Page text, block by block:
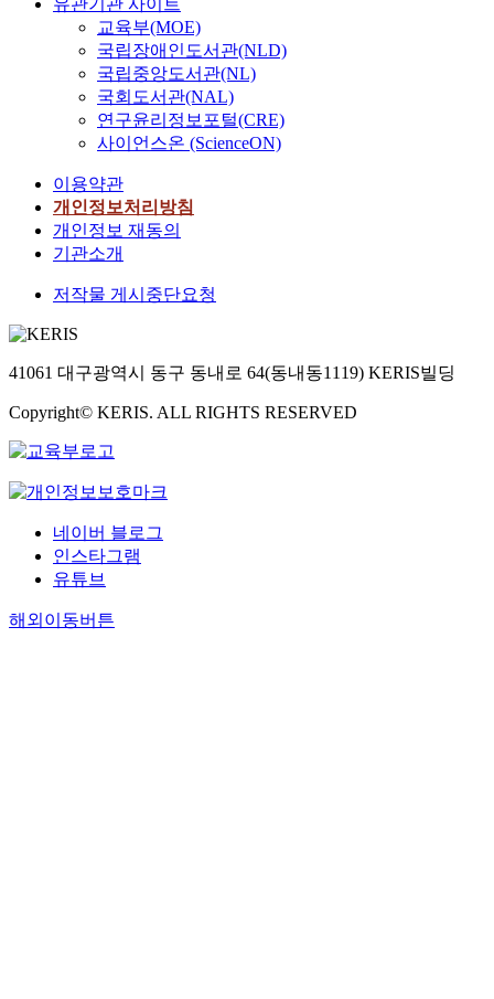
교육부(MOE)
국립장애인도서관(NLD)
국립중앙도서관(NL)
국회도서관(NAL)
연구윤리정보포털(CRE)
사이언스온 (ScienceON)
이용약관
개인정보처리방침
개인정보 재동의
기관소개
저작물 게시중단요청
41061 대구광역시 동구 동내로 64(동내동1119) KERIS빌딩
Copyright© KERIS. ALL RIGHTS RESERVED
네이버 블로그
인스타그램
유튜브
해외이동버튼